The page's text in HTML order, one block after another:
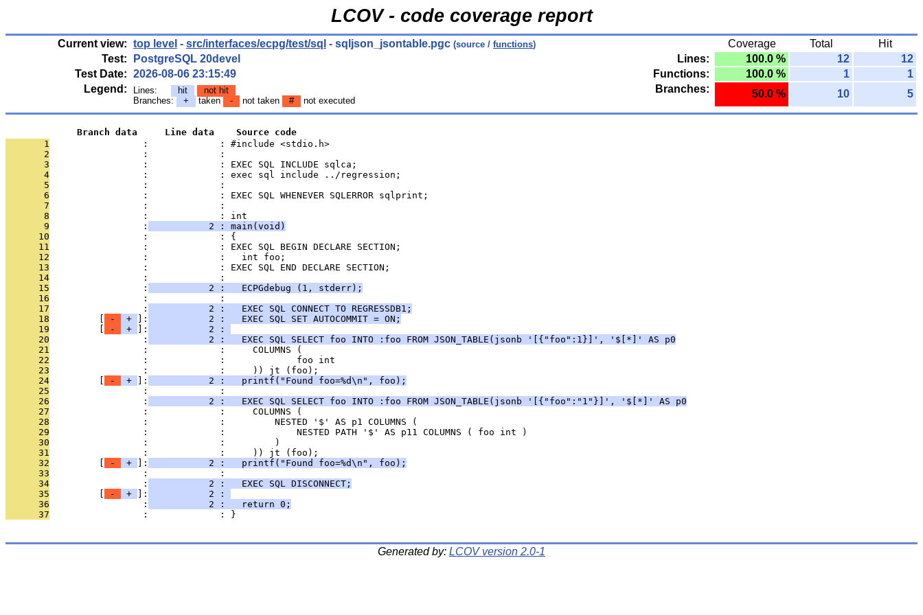
LCOV - code coverage report
Current view: top level - src/interfaces/ecpg/test/sql - sqljson_jsontable.pgc (source / functions) Coverage Total
Hit
Test:
PostgreSQL 20devel Lines: 100.0 % 12
12
Test Date: 2026-08-06 23:15:49 Functions: 100.0 % 1
1
Legend:
Lines: hit
not hit
Branches:
+ taken - not taken # not executed
Branches: 50.0 % 10 5
             Branch data     Line data    Source code
       1
                 :             : #include <stdio.h>
       2
                 :             :
       3
                 :             : EXEC SQL INCLUDE sqlca;
       4
                 :             : exec sql include ../regression;
       5
                 :             :
       6
                 :             : EXEC SQL WHENEVER SQLERROR sqlprint;
       7
                 :             :
       8
                 :             : int
       9
                 :
           2 : main(void)
      10
                 :             : {
      11
                 :             : EXEC SQL BEGIN DECLARE SECTION;
      12
                 :             :   int foo;
      13
                 :             : EXEC SQL END DECLARE SECTION;
      14
                 :             :
      15
                 :
           2 :   ECPGdebug (1, stderr);
      16
                 :             :
      17
                 :
           2 :   EXEC SQL CONNECT TO REGRESSDB1;
      18
- + ]:
           2 :   EXEC SQL SET AUTOCOMMIT = ON;
      19
- + ]:
           2 :
      20
                 :
           2 :   EXEC SQL SELECT foo INTO :foo FROM JSON_TABLE(jsonb '[{"foo":1}]', '$[*]' AS p0
      21
                 :             :     COLUMNS (
      22
                 :             :             foo int
      23
                 :             :     )) jt (foo);
      24
- + ]:
           2 :   printf("Found foo=%d\n", foo);
      25
                 :             :
      26
                 :
           2 :   EXEC SQL SELECT foo INTO :foo FROM JSON_TABLE(jsonb '[{"foo":"1"}]', '$[*]' AS p0
      27
                 :             :     COLUMNS (
      28
                 :             :         NESTED '$' AS p1 COLUMNS (
      29
                 :             :             NESTED PATH '$' AS p11 COLUMNS ( foo int )
      30
                 :             :         )
      31
                 :             :     )) jt (foo);
      32
- + ]:
           2 :   printf("Found foo=%d\n", foo);
      33
                 :             :
      34
                 :
           2 :   EXEC SQL DISCONNECT;
      35
- + ]:
           2 :
      36
                 :
           2 :   return 0;
      37
                 :             : }
Generated by: LCOV version 2.0-1